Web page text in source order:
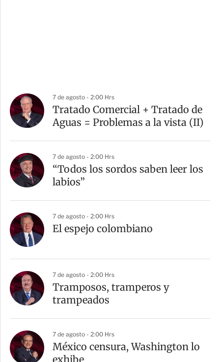
7 de agosto - 2:00 Hrs
Tratado Comercial + Tratado de
Aguas = Problemas a la vista (II)
7 de agosto - 2:00 Hrs
“Todos los sordos saben leer los
labios”
7 de agosto - 2:00 Hrs
El espejo colombiano
7 de agosto - 2:00 Hrs
Tramposos, tramperos y
trampeados
7 de agosto - 2:00 Hrs
México censura, Washington lo
exhibe